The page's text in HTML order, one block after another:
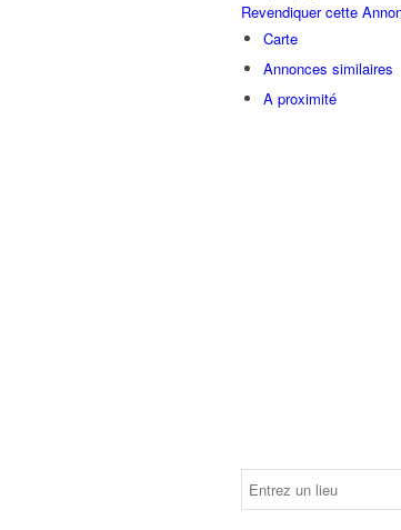
Revendiquer cette
Carte
Annonces similaires
A proximité